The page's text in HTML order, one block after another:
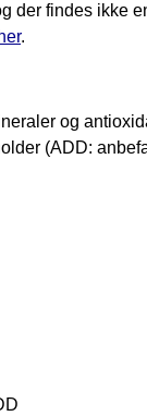
der findes ikke
.
og
(ADD: